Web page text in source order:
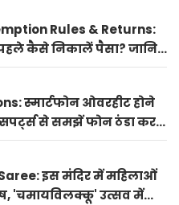
Rules & Returns:
कैसे निकालें पैसा? जानिए
गणना
स्मार्टफोन ओवरहीट होने
से समझें फोन ठंडा करने
इस मंदिर में महिलाओं
'चमायविलक्कू' उत्सव में